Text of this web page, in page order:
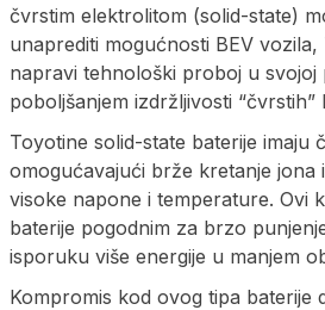
čvrstim elektrolitom (solid-state)
unaprediti mogućnosti BEV
napravi tehnološki proboj u svojoj
poboljšanjem izdržljivosti “čvrstih”
Toyotine solid-state baterije imaju
omogućavajući brže kretanje jona
visoke napone i temperature. Ovi
baterije pogodnim za brzo
isporuku više energije u manjem
Kompromis kod ovog tipa baterije